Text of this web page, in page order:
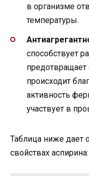
в организме
температуры.
способствует
происходит
активность
участвует в
Таблица ниже дает
свойствах аспирина: